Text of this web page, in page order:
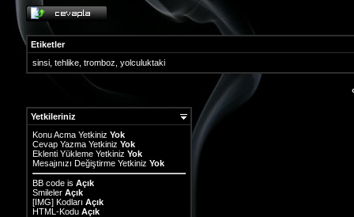
Etiketler
sinsi tehlike tromboz yolculuktaki
Yetkileriniz
Konu Acma Yetkiniz Yok
Cevap Yazma Yetkiniz Yok
Eklenti Yükleme Yetkiniz Yok
Mesajınızı Değiştirme Yetkiniz Yok
BB code is Açık
Smileler Açık
[IMG] Kodları Açık
HTML-Kodu Açık